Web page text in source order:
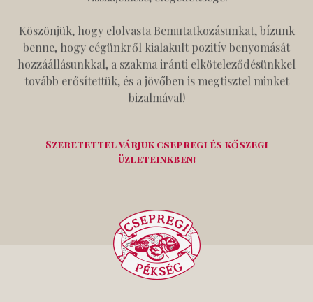
Köszönjük, hogy elolvasta Bemutatkozásunkat, bízunk
benne, hogy cégünkről kialakult pozitív benyomását
hozzáállásunkkal, a szakma iránti elköteleződésünkkel
tovább erősítettük, és a jövőben is megtisztel minket
bizalmával!
Szeretettel várjuk csepregi és kőszegi
üzleteinkben!